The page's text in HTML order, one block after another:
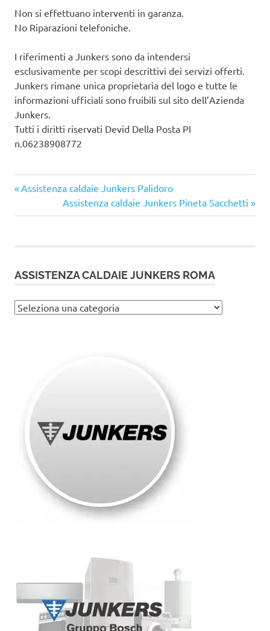
Non si effettuano interventi in garanza.
No Riparazioni telefoniche.
I riferimenti a Junkers sono da intendersi
esclusivamente per scopi descrittivi dei servizi offerti.
Junkers rimane unica proprietaria del logo e tutte le
informazioni ufficiali sono fruibili sul sito dell’Azienda
Junkers.
Tutti i diritti riservati Devid Della Posta PI
n.06238908772
Navigazione
articoli
Articolo
precedente:
Assistenza caldaie Junkers Palidoro
Articolo
successivo:
Assistenza caldaie Junkers Pineta Sacchetti
ASSISTENZA CALDAIE JUNKERS ROMA
Assistenza